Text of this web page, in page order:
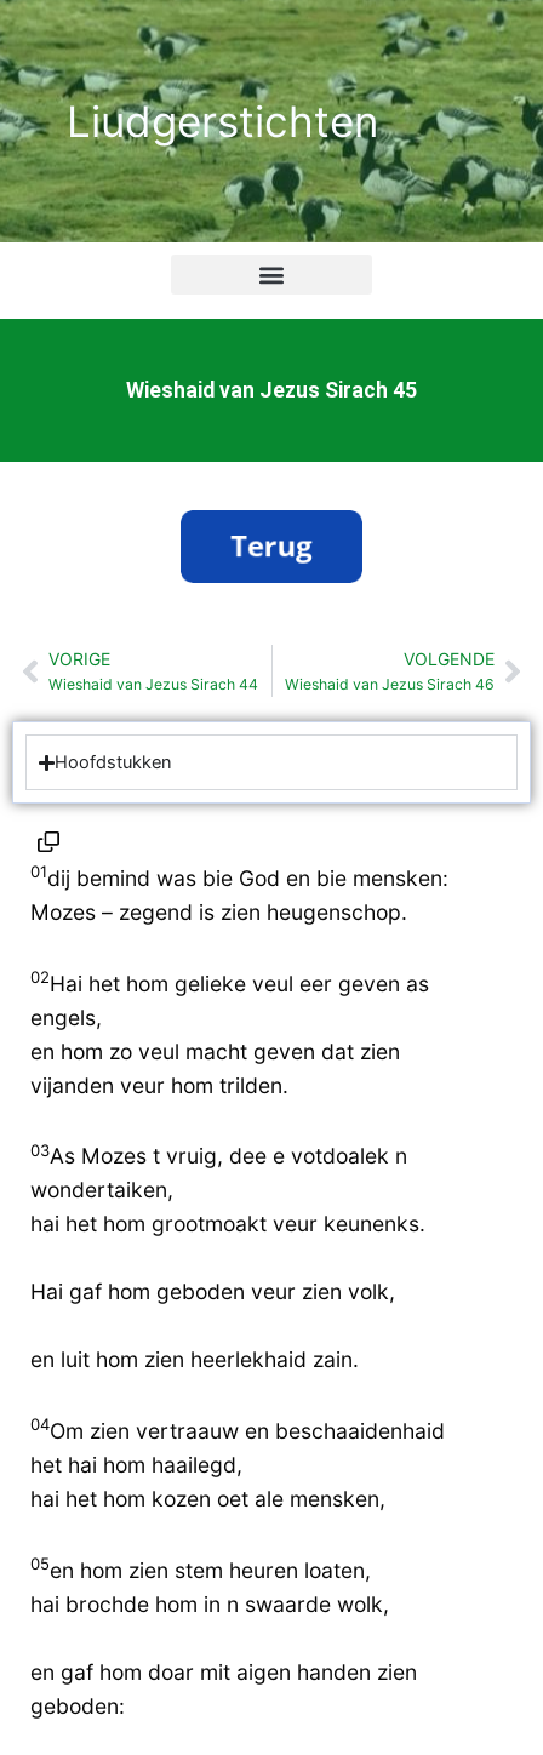
Ga
naar
de
inhoudLiudgerstichten
Wieshaid van Jezus Sirach 45
Vorige
VORIGE
Wieshaid van Jezus Sirach 44
VOLGENDE
Wieshaid van Jezus Sirach 46
Hoofdstukken
01dij bemind was bie God en bie mensken:
Mozes – zegend is zien heugenschop.
02Hai het hom gelieke veul eer geven as
engels,
en hom zo veul macht geven dat zien
vijanden veur hom trilden.
03As Mozes t vruig, dee e votdoalek n
wondertaiken,
hai het hom grootmoakt veur keunenks.
Hai gaf hom geboden veur zien volk,
en luit hom zien heerlekhaid zain.
04Om zien vertraauw en beschaaidenhaid
het hai hom haailegd,
hai het hom kozen oet ale mensken,
05en hom zien stem heuren loaten,
hai brochde hom in n swaarde wolk,
en gaf hom doar mit aigen handen zien
geboden: